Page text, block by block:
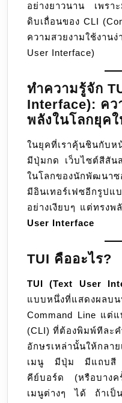
อย่างยาวนาน เพราะ
ดิบเถื่อนของ CLI
ความสวยงามใช้งา
User Interface)
ทำความรู้จัก
Interface): ค
พลังในโลกยุค
ในยุคที่เราคุ้นชินกับห
มีปุ่มกด เว็บไซต์สีสัน
ในโลกของนักพัฒนา
มีอินเทอร์เฟซอีกรูปแ
อย่างเงียบๆ แต่ทรงพ
User Interface
TUI คืออะไร?
TUI (Text User
แบบหนึ่งที่แสดงผล
Command Line แต่
(CLI) ที่ต้องพิมพ์ทีละ
อักษรเหล่านั้นให้กลา
เมนู มีปุ่ม มีแถบสี
คีย์บอร์ด (หรือบางค
เมนูต่างๆ ได้ ถ้าเป็